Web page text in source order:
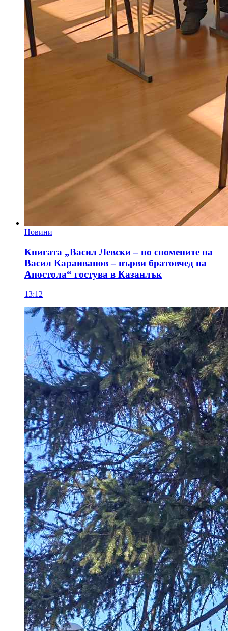
Новини
Книгата „Васил Левски – по спомените на
Васил Караиванов – първи братовчед на
Апостола“ гостува в Казанлък
13:12